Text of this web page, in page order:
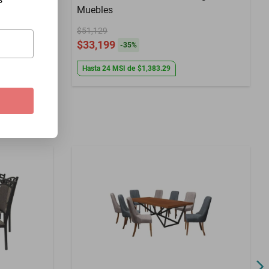
una de nuestras fábricas. Priorizamos a nuestros proveedores
de nuestros empleados y en iniciativas que benefician a la
Muebles
$51,129
$33,199 -35%
Hasta 24 MSI de $1,383.29